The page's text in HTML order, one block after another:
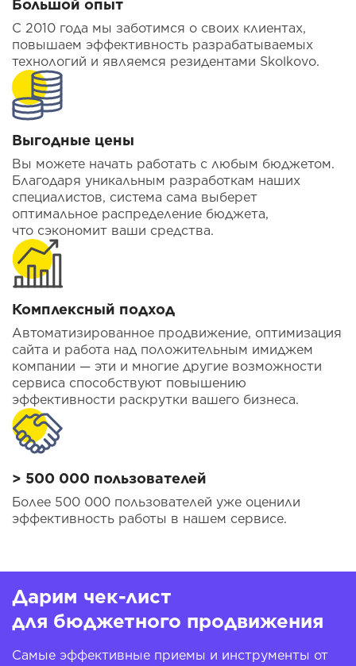
Большой опыт
С 2010 года мы заботимся о своих клиентах,
повышаем эффективность разрабатываемых
технологий и являемся резидентами Skolkovo.
Выгодные цены
Вы можете начать работать с любым бюджетом.
Благодаря уникальным разработкам наших
специалистов, система сама выберет
оптимальное распределение бюджета,
что сэкономит ваши средства.
Комплексный подход
Автоматизированное продвижение, оптимизация
сайта и работа над положительным имиджем
компании — эти и многие другие возможности
сервиса способствуют повышению
эффективности раскрутки вашего бизнеса.
> 500 000 пользователей
Более 500 000 пользователей уже оценили
эффективность работы в нашем сервисе.
Дарим чек-лист
для бюджетного продвижения
Самые эффективные приемы и инструменты от